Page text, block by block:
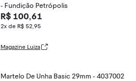
- Fundição Petrópolis
R$ 100,61
2x de R$ 52,95
Magazine Luiza
Martelo De Unha Basic 29mm - 4037002